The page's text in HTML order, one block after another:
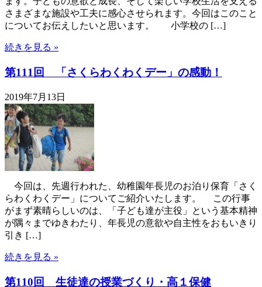
さまざまな施設や工夫に感心させられます。今回はこのこと
についてお伝えしたいと思います。 小学校の […]
続きを見る »
第111回 「さくらわくわくデー」の感動！
2019年7月13日
今回は、先週行われた、幼稚園年長児のお泊り保育「さく
らわくわくデー」についてご紹介いたします。 この行事
がまず素晴らしいのは、「子ども達が主役」という基本精神
が隅々までゆきわたり、年長児の意欲や自主性をおもいきり
引き […]
続きを見る »
第110回 生徒達の授業づくり・高１保健